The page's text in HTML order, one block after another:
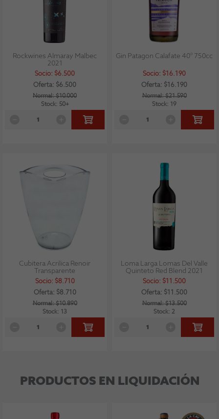
Rockwines Almaray Malbec
2021
Socio: $6.500
Oferta: $6.500
Normal: $10.000
Stock: 50+
Gin Patagon Calafate 40° 750cc
Socio: $16.190
Oferta: $16.190
Normal: $21.590
Stock: 19
Cubitera Acrilica Renoir
Transparente
Socio: $8.710
Oferta: $8.710
Normal: $10.890
Stock: 13
Loma Larga Lomas Del Valle
Quinteto Red Blend 2021
Socio: $11.500
Oferta: $11.500
Normal: $13.500
Stock: 2
PRODUCTOS EN LIQUIDACIÓN